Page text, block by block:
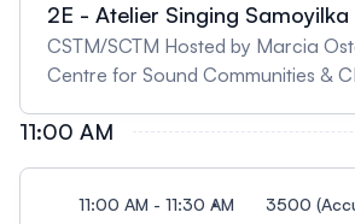
2E - Atelier Singing
CSTM/SCTM Hosted by Marcia
Centre for Sound Communities &
11:00 AM
11:00 AM - 11:30 AM 3500